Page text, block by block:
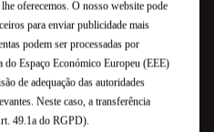
PRÓXIMO
oferecemos. O nosso website pode
para enviar publicidade mais
podem ser processadas por
do Espaço Económico Europeu (EEE)
de adequação das autoridades
Neste caso, a transferência
49.1a do RGPD).